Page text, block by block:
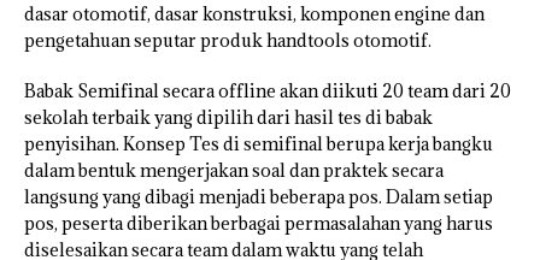
dasar otomotif, dasar konstruksi, komponen engine dan
pengetahuan seputar produk handtools otomotif.
Babak Semifinal secara offline akan diikuti 20 team dari 20
sekolah terbaik yang dipilih dari hasil tes di babak
penyisihan. Konsep Tes di semifinal berupa kerja bangku
dalam bentuk mengerjakan soal dan praktek secara
langsung yang dibagi menjadi beberapa pos. Dalam setiap
pos, peserta diberikan berbagai permasalahan yang harus
diselesaikan secara team dalam waktu yang telah